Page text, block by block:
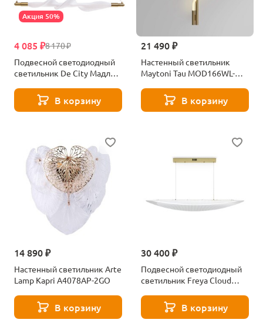
Акция 50%
8 170 ₽
4 085 ₽
Подвесной светодиодный
светильник De City Мадлен
В корзину
21 490 ₽
Настенный светильник
Maytoni Tau MOD166WL-
В корзину
14 890 ₽
Настенный светильник Arte
Lamp Kapri A4078AP-2GO
В корзину
30 400 ₽
Подвесной светодиодный
светильник Freya Cloud
В корзину